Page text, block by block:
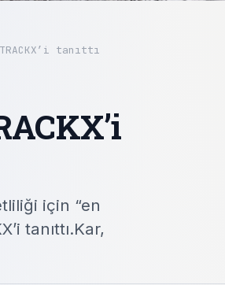
tanıttı
için “en
tanıttı.Kar,